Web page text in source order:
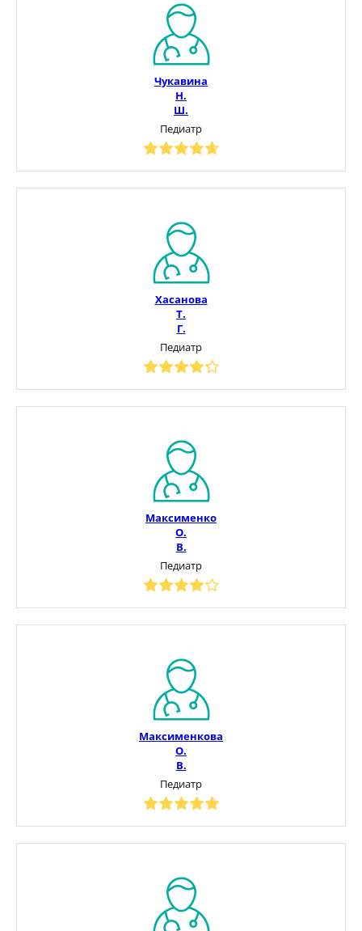
Чукавина
Н.
Ш.
Педиатр
Хасанова
Т.
Г.
Педиатр
Максименко
О.
В.
Педиатр
Максименкова
О.
В.
Педиатр